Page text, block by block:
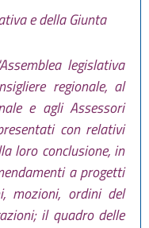
e della Giunta
legislativa
regionale, al
e agli Assessori
con relativi
loro conclusione, in
a progetti
mozioni, ordini del
il quadro delle